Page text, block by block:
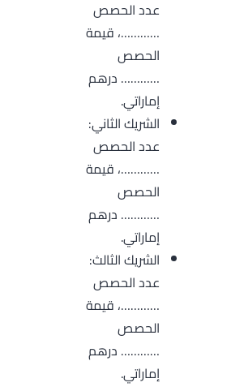
عدد الحصص
…………، قيمة
الحصص
………… درهم
إماراتي.
الشريك الثاني:
عدد الحصص
…………، قيمة
الحصص
………… درهم
إماراتي.
الشريك الثالث:
عدد الحصص
…………، قيمة
الحصص
………… درهم
إماراتي.